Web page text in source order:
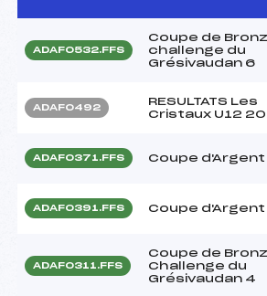
ADAF0532.FFS
Coupe de
challenge du
Grésivaudan 6
ADAF0492
RESULTATS Les
Cristaux U12
ADAF0371.FFS Coupe d'Argent
ADAF0391.FFS Coupe d'Argent
ADAF0311.FFS
Coupe de
Challenge du
Grésivaudan 4